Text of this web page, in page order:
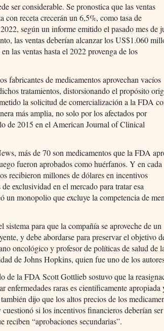
ser considerable. Se pronostica que las ventas
con receta crecerán un 6,5%, como tasa de
según un informe emitido el pasado mes de
las ventas deberían alcanzar los US$1.060
las ventas hasta el 2022 provenga de los
fabricantes de medicamentos aprovechan vacíos
tratamientos, distorsionando el propósito
la solicitud de comercialización a la FDA
más amplia, no solo por los afectados por
de 2015 en el American Journal of Clinical
más de 70 son medicamentos que la FDA
fueron aprobados como huérfanos. Y en cada
recibieron millones de dólares en incentivos
exclusividad en el mercado para tratar esa
un monopolio que excluye la competencia de
para que la compañía se aproveche de un
y debe abordarse para preservar el objetivo
oncológico y profesor de políticas de salud de
de Johns Hopkins, quien fue uno de los
de la FDA Scott Gottlieb sostuvo que la
enfermedades raras es científicamente apropiada
dijo que los altos precios de los
si los incentivos financieros deberían ser
reciben “aprobaciones secundarias”.